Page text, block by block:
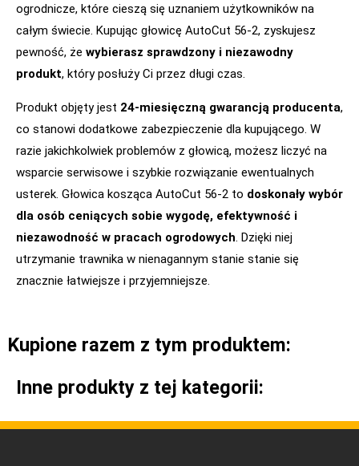
ogrodnicze, które cieszą się uznaniem użytkowników na
całym świecie. Kupując głowicę AutoCut 56-2, zyskujesz
pewność, że wybierasz sprawdzony i niezawodny
produkt, który posłuży Ci przez długi czas.
Produkt objęty jest 24-miesięczną gwarancją producenta,
co stanowi dodatkowe zabezpieczenie dla kupującego. W
razie jakichkolwiek problemów z głowicą, możesz liczyć na
wsparcie serwisowe i szybkie rozwiązanie ewentualnych
usterek. Głowica kosząca AutoCut 56-2 to doskonały wybór
dla osób ceniących sobie wygodę, efektywność i
niezawodność w pracach ogrodowych. Dzięki niej
utrzymanie trawnika w nienagannym stanie stanie się
znacznie łatwiejsze i przyjemniejsze.
Kupione razem z tym produktem:
Inne produkty z tej kategorii: